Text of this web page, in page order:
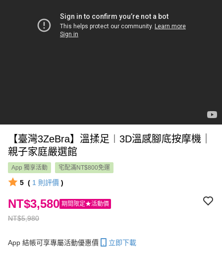
【臺灣3ZeBra】溫揉足︱3D溫感腳底按摩機｜
親子家庭嚴選館
App 獨享活動 宅配滿NT$800免運
5 ( 1 則評價 )
NT$5,980
NT$3,580 期間限定★活動價
App 結帳可享專屬活動優惠價
立即下載